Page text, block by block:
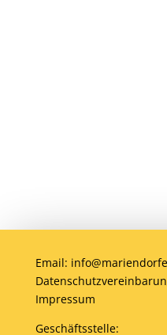
Email:
Impressum
Geschäftsstelle: